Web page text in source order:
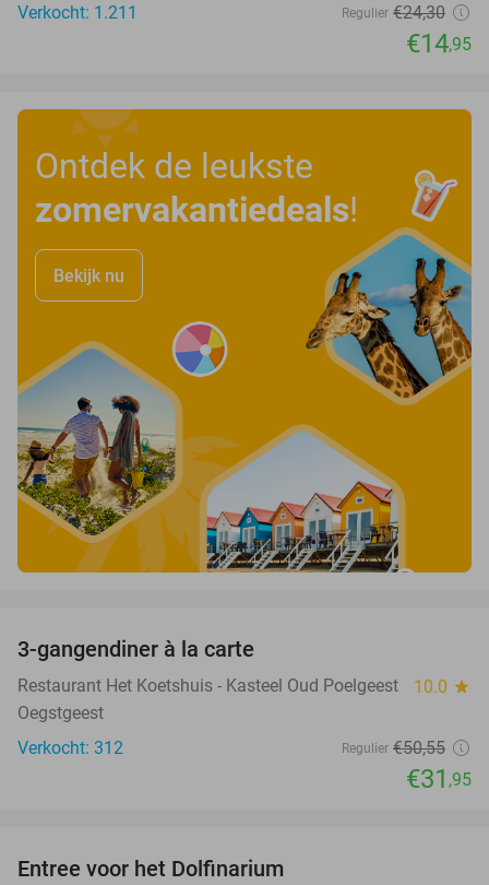
Verkocht: 1.211
Regulier €24,30
€14,95
Ontdek de leukste
zomervakantiedeals!
Bekijk nu
3-gangendiner à la carte
Restaurant Het Koetshuis - Kasteel Oud Poelgeest 10.0 star
Oegstgeest
Verkocht: 312
Regulier €50,55
€31 ,95
Entree voor het Dolfinarium